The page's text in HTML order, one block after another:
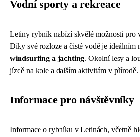
Vodní sporty a rekreace
Letiny rybník nabízí skvělé možnosti pro
Díky své rozloze a čisté vodě je ideálním
windsurfing a jachting. Okolní lesy a
jízdě na kole a dalším aktivitám v přírodě.
Informace pro návštěvníky
Informace o rybníku v Letinách, včetně